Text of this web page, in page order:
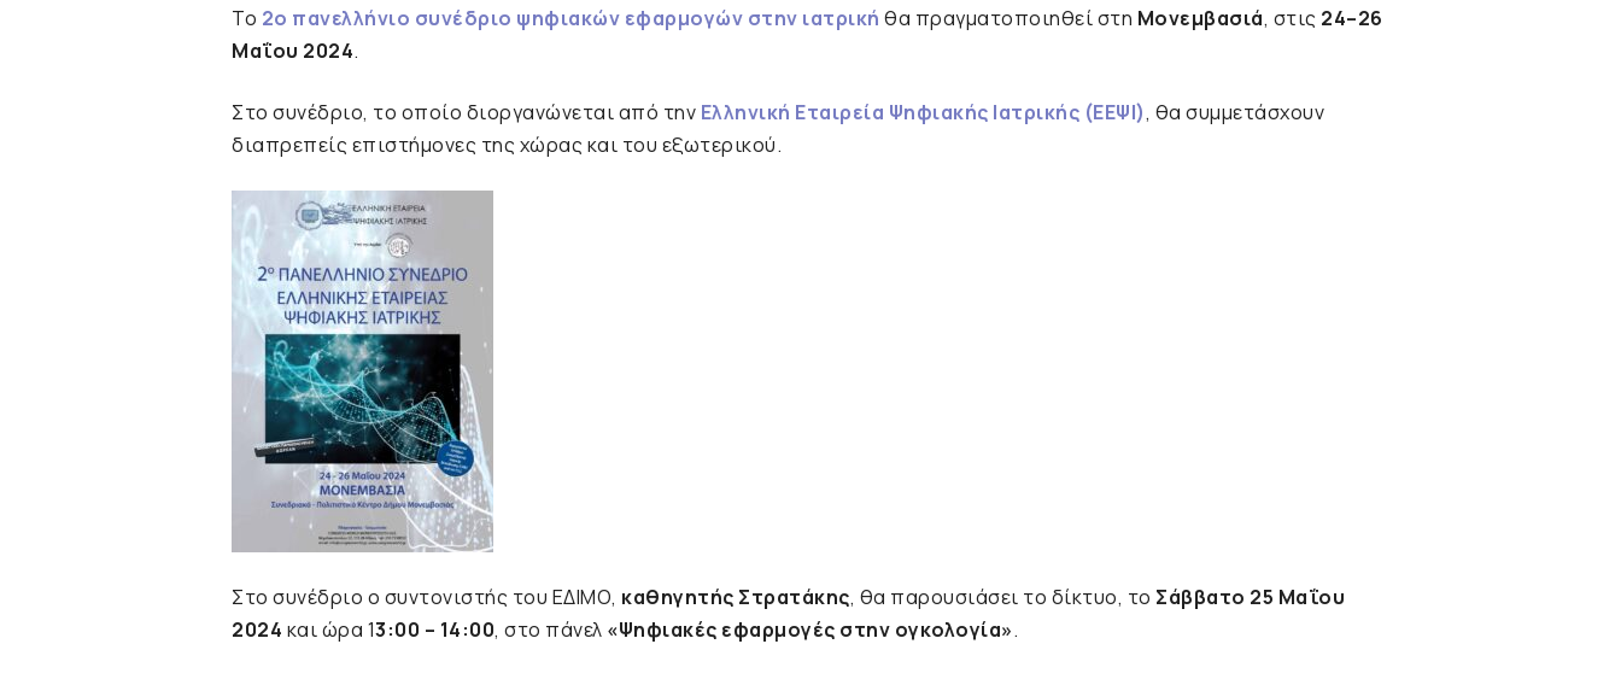
Το 2ο πανελλήνιο συνέδριο ψηφιακών εφαρμογών στην ιατρική θα πραγματοποιηθεί στη Μονεμβασιά, στις 24–26
Μαΐου 2024.
Στο συνέδριο, το οποίο διοργανώνεται από την Ελληνική Εταιρεία Ψηφιακής Ιατρικής (ΕΕΨΙ), θα συμμετάσχουν
διαπρεπείς επιστήμονες της χώρας και του εξωτερικού.
Στο συνέδριο ο συντονιστής του ΕΔΙΜΟ, καθηγητής Στρατάκης, θα παρουσιάσει το δίκτυο, το Σάββατο 25 Μαΐου
2024 και ώρα 13:00 – 14:00, στο πάνελ «Ψηφιακές εφαρμογές στην ογκολογία».